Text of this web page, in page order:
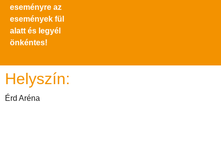
eseményre az
események fül
alatt és legyél
önkéntes!
Helyszín:
Érd Aréna